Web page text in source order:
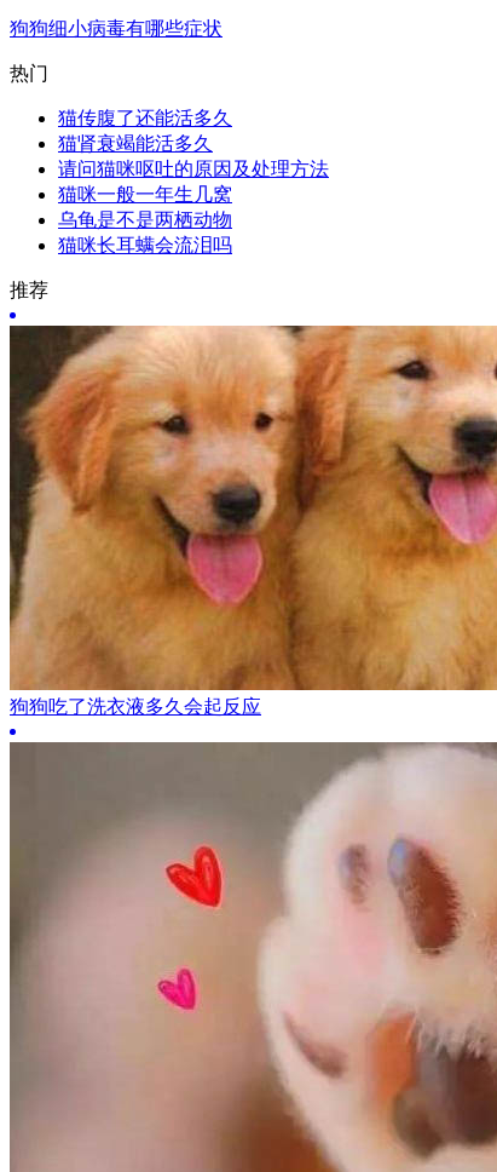
狗狗细小病毒有哪些症状
热门
猫传腹了还能活多久
猫肾衰竭能活多久
请问猫咪呕吐的原因及处理方法
猫咪一般一年生几窝
乌龟是不是两栖动物
猫咪长耳螨会流泪吗
推荐
狗狗吃了洗衣液多久会起反应